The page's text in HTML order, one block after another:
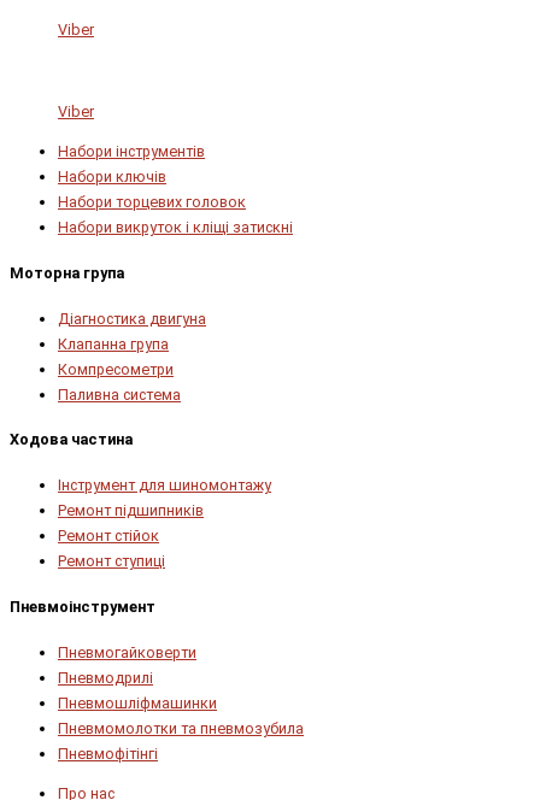
Viber
Viber
Набори інструментів
Набори ключів
Набори торцевих головок
Набори викруток і кліщі затискні
Моторна група
Діагностика двигуна
Клапанна група
Компресометри
Паливна система
Ходова частина
Інструмент для шиномонтажу
Ремонт підшипників
Ремонт стійок
Ремонт ступиці
Пневмоінструмент
Пневмогайковерти
Пневмодрилі
Пневмошліфмашинки
Пневмомолотки та пневмозубила
Пневмофітінгі
Про нас